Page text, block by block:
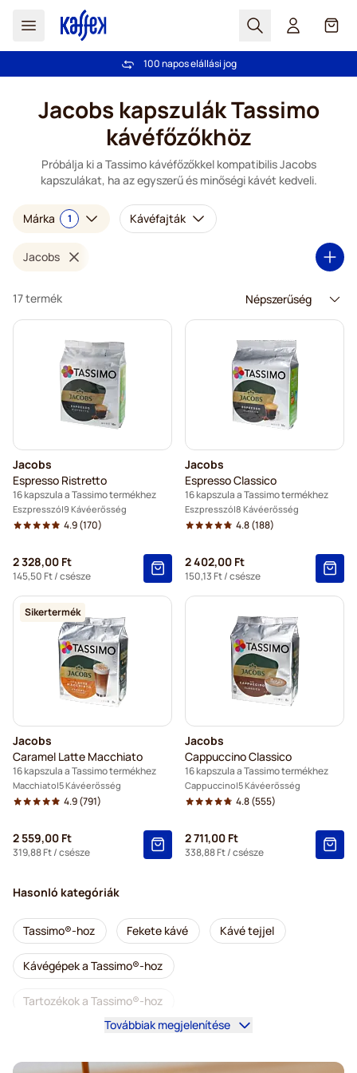
Search Cart
Ingyenes szállítás 20 000 Ft-tól
100 napos elállási jog
Jacobs kapszulák Tassimo
kávéfőzőkhöz
Próbálja ki a Tassimo kávéfőzőkkel kompatibilis Jacobs
kapszulákat, ha az egyszerű és minőségi kávét kedveli.
Márka 1 Kávéfajták
Jacobs
17 termék
Jacobs
Espresso Ristretto
16 kapszula a Tassimo termékhez
Eszpresszó 9 Kávéerősség
4.9(170)
2 328,00 Ft
145,50 Ft/ csésze
Jacobs
Espresso Classico
16 kapszula a Tassimo termékhez
Eszpresszó 8 Kávéerősség
4.8(188)
2 402,00 Ft
150,13 Ft/ csésze
Sikertermék
Jacobs
Caramel Latte Macchiato
16 kapszula a Tassimo termékhez
Macchiato 5 Kávéerősség
4.9(791)
2 559,00 Ft
319,88 Ft/ csésze
Jacobs
Cappuccino Classico
16 kapszula a Tassimo termékhez
Cappuccino 5 Kávéerősség
4.8(555)
2 711,00 Ft
338,88 Ft/ csésze
Hasonló kategóriák
Tassimo®-hoz Fekete kávé Kávé tejjel
Kávégépek a Tassimo®-hoz
Tartozékok a Tassimo®-hoz
Koffeinmentes kávé Tassimo kávéfőzőkhöz
Továbbiak megjelenítése